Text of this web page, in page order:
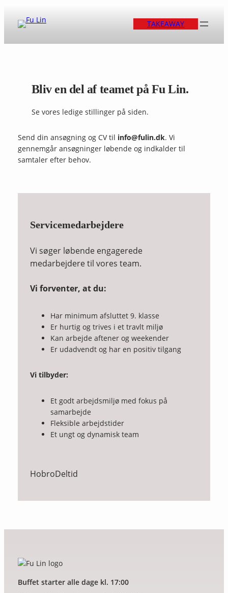
indhold
TAKEAWAY
Bliv en del af teamet på Fu Lin.
Se vores ledige stillinger på siden.
Send din ansøgning og CV til info@fulin.dk. Vi
gennemgår ansøgninger løbende og indkalder til
samtaler efter behov.
Servicemedarbejdere
Vi søger løbende engagerede
medarbejdere til vores team.
Vi forventer, at du:
Har minimum afsluttet 9. klasse
Er hurtig og trives i et travlt miljø
Kan arbejde aftener og weekender
Er udadvendt og har en positiv tilgang
Vi tilbyder:
Et godt arbejdsmiljø med fokus på
samarbejde
Fleksible arbejdstider
Et ungt og dynamisk team
HobroDeltid
Buffet starter alle dage kl. 17:00